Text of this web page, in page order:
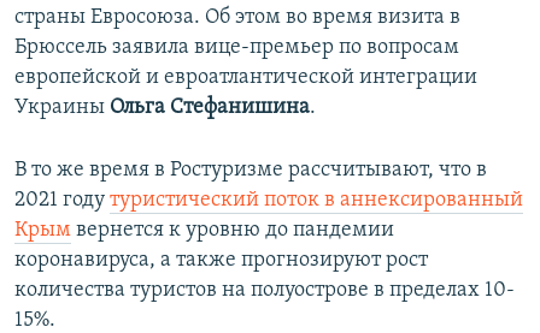
страны Евросоюза. Об этом во время визита в
Брюссель заявила вице-премьер по вопросам
европейской и евроатлантической интеграции
Украины Ольга Стефанишина.
В то же время в Ростуризме рассчитывают, что в
2021 году туристический поток в аннексированный
Крым вернется к уровню до пандемии
коронавируса, а также прогнозируют рост
количества туристов на полуострове в пределах 10-
15%.